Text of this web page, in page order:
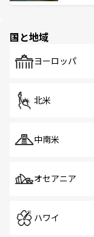
で、ホー
国と地域
ヨーロッパ
北米
中南米
オセアニア
ハワイ